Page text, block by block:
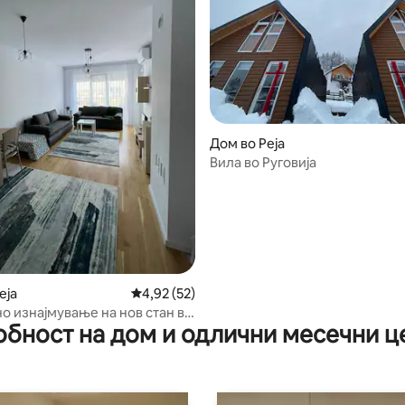
5, 12 рецензии Просечна оцена: 4,92 од 5, 52 рецензии
4,92 (52)
изнајмување на нов стан во
Дом во Peja
Вила во Руговија
на дом и одлични месечни